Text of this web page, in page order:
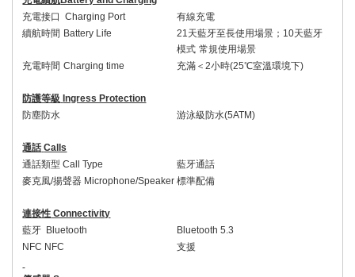
充電接口 Charging Port
有線充電
續航時間 Battery Life 21天藍牙至長使用場景； 10天藍牙
模式 常規使用場景
充電時間 Charging time 充滿＜2小時(25℃室溫環境下)
防護等級 Ingress Protection
防塵防水
游泳級防水(5ATM)
通話 Calls
通話類型 Call Type
藍牙通話
麥克風/揚聲器 Microphone/Speaker 標準配備
連接性 Connectivity
藍牙 Bluetooth Bluetooth 5.3
NFC NFC
支援